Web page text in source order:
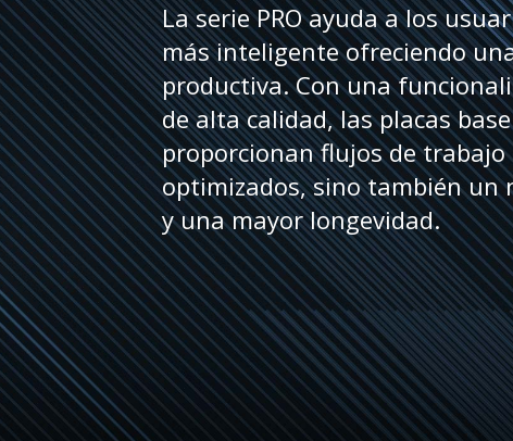
La serie PRO ayuda a los
más inteligente ofreciendo
productiva. Con una
de alta calidad, las placas
proporcionan flujos de
optimizados, sino también un
y una mayor longevidad.